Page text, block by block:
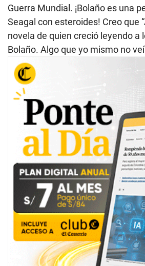
Guerra Mundial. ¡Bolaño es una
Seagal con esteroides! Creo que
novela de quien creció leyendo a
Bolaño. Algo que yo mismo no